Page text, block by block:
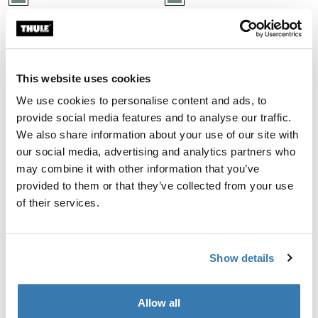
This website uses cookies
We use cookies to personalise content and ads, to
provide social media features and to analyse our traffic.
We also share information about your use of our site with
our social media, advertising and analytics partners who
may combine it with other information that you’ve
provided to them or that they’ve collected from your use
of their services.
Show details
Allow all
тент-палатка для маркизы на 2–
Thule Approach awning L
четырехместная палатка на
Thule Starset tarp Средний синий (selected)
Thule Starset tarp
Thule Outland Awning Антрацит
Thule Outland Awning
кассетная маркиза 1,90 м
антрацитовый черный
Маркизы для автопалаток на
укрытие и комфорт